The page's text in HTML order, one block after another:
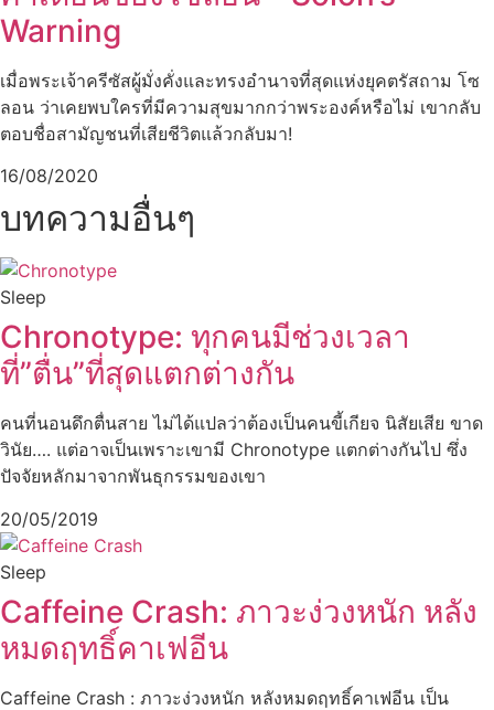
Warning
เมื่อพระเจ้าครีซัสผู้มั่งคั่งและทรงอำนาจที่สุดแห่งยุคตรัสถาม โซ
ลอน ว่าเคยพบใครที่มีความสุขมากกว่าพระองค์หรือไม่ เขากลับ
ตอบชื่อสามัญชนที่เสียชีวิตแล้วกลับมา!
16/08/2020
บทความอื่นๆ
Sleep
Chronotype: ทุกคนมีช่วงเวลา
ที่”ตื่น”ที่สุดแตกต่างกัน
คนที่นอนดึกตื่นสาย ไม่ได้แปลว่าต้องเป็นคนขี้เกียจ นิสัยเสีย ขาด
วินัย…. แต่อาจเป็นเพราะเขามี Chronotype แตกต่างกันไป ซึ่ง
ปัจจัยหลักมาจากพันธุกรรมของเขา
20/05/2019
Sleep
Caffeine Crash: ภาวะง่วงหนัก หลัง
หมดฤทธิ์คาเฟอีน
Caffeine Crash : ภาวะง่วงหนัก หลังหมดฤทธิ์คาเฟอีน เป็น